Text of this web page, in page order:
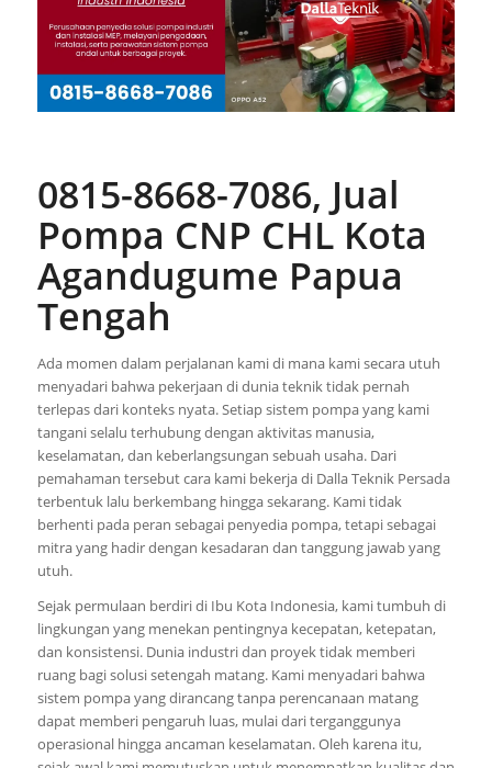
0815-8668-7086, Jual
Pompa CNP CHL Kota
Agandugume Papua
Tengah
Ada momen dalam perjalanan kami di mana kami secara utuh
menyadari bahwa pekerjaan di dunia teknik tidak pernah
terlepas dari konteks nyata. Setiap sistem pompa yang kami
tangani selalu terhubung dengan aktivitas manusia,
keselamatan, dan keberlangsungan sebuah usaha. Dari
pemahaman tersebut cara kami bekerja di Dalla Teknik Persada
terbentuk lalu berkembang hingga sekarang. Kami tidak
berhenti pada peran sebagai penyedia pompa, tetapi sebagai
mitra yang hadir dengan kesadaran dan tanggung jawab yang
utuh.
Sejak permulaan berdiri di Ibu Kota Indonesia, kami tumbuh di
lingkungan yang menekan pentingnya kecepatan, ketepatan,
dan konsistensi. Dunia industri dan proyek tidak memberi
ruang bagi solusi setengah matang. Kami menyadari bahwa
sistem pompa yang dirancang tanpa perencanaan matang
dapat memberi pengaruh luas, mulai dari terganggunya
operasional hingga ancaman keselamatan. Oleh karena itu,